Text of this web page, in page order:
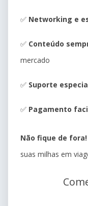
✅ Networking e
✅ Conteúdo
mercado
✅ Suporte
✅ Pagamento
Não fique de fora!
suas milhas em